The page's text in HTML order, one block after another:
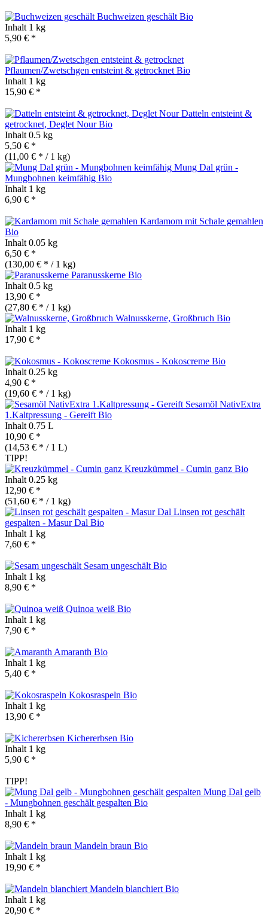
Buchweizen geschält Bio
Inhalt 1 kg
5,90 € *
Pflaumen/Zwetschgen entsteint & getrocknet Bio
Inhalt 1 kg
15,90 € *
Datteln entsteint &
getrocknet, Deglet NourBio
Inhalt 0.5 kg
5,50 € *
(11,00 € * / 1 kg)
Mung Dal grün -
Mungbohnen keimfähig Bio
Inhalt 1 kg
6,90 € *
Kardamom mit Schale gemahlen
Bio
Inhalt 0.05 kg
6,50 € *
(130,00 € * / 1 kg)
Paranusskerne Bio
Inhalt 0.5 kg
13,90 € *
(27,80 € * / 1 kg)
Walnusskerne, Großbruch Bio
Inhalt 1 kg
17,90 € *
Kokosmus - Kokoscreme Bio
Inhalt 0.25 kg
4,90 € *
(19,60 € * / 1 kg)
Sesamöl NativExtra
1.Kaltpressung - Gereift Bio
Inhalt 0.75 L
10,90 € *
(14,53 € * / 1 L)
TIPP!
Kreuzkümmel - Cumin ganz Bio
Inhalt 0.25 kg
12,90 € *
(51,60 € * / 1 kg)
Linsen rot geschält
gespalten - Masur Dal Bio
Inhalt 1 kg
7,60 € *
Sesam ungeschält Bio
Inhalt 1 kg
8,90 € *
Quinoa weiß Bio
Inhalt 1 kg
7,90 € *
Amaranth Bio
Inhalt 1 kg
5,40 € *
Kokosraspeln Bio
Inhalt 1 kg
13,90 € *
Kichererbsen Bio
Inhalt 1 kg
5,90 € *
TIPP!
Mung Dal gelb
- Mungbohnen geschält gespalten Bio
Inhalt 1 kg
8,90 € *
Mandeln braun Bio
Inhalt 1 kg
19,90 € *
Mandeln blanchiert Bio
Inhalt 1 kg
20,90 € *